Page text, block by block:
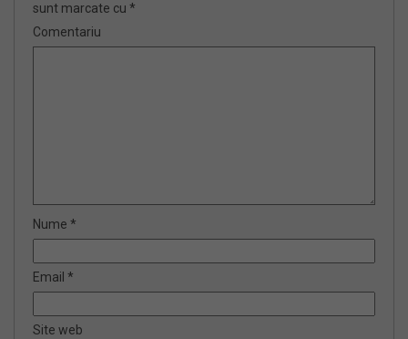
sunt marcate cu *
Comentariu
Nume *
Email *
Site web